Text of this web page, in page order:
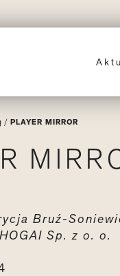
/ PLAYER MIRROR
Bruź-
HOGAI Sp. z o. o.